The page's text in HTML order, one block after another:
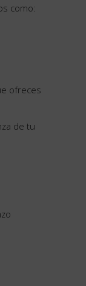
como:
ofreces
de tu